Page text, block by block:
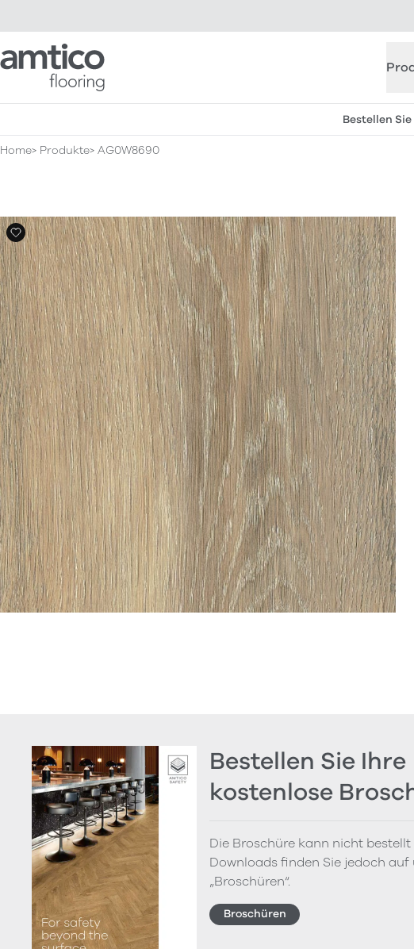
Amtico Flooring
Bestellen
Home Produkte AG0W8690
Bestellen Sie Ihre
kostenlose
Die Broschüre kann nicht bestellt
Downloads finden Sie jedoch auf
„Broschüren“.
Broschüren